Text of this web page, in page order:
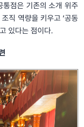
통점은 기존의 소개 위주
직 역량을 키우고 ‘공동
있다는 점이다.